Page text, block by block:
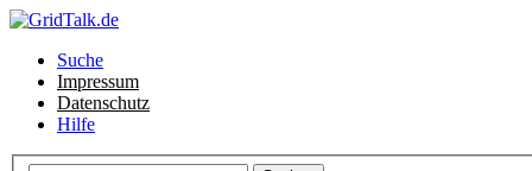
Suche
Impressum
Datenschutz
Hilfe